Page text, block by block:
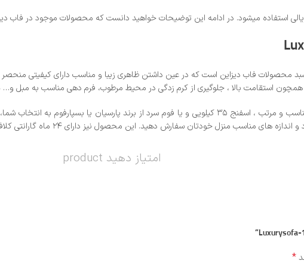
استفاده میشود. در ادامه این توضیحات خواهید دانست که محصولات موجود در فاب
محصولات فاب دیزاین است که در عین داشتن ظاهری زیبا و مناسب دارای کیفیتی
همچون استقامت بالا ، جلوگیری از کرم زدگی در محیط مرطوب، فرم دهی مناسب به مبل
از دیگر متریال مورد استفاده در زیرکار این محصول میتوان به تسمه کشی مناسب و مرتب ، اسفنج ۳۵ کیلویی و
های مناسب منزل خودتان سفارش دهید. این محصول نیز دارای ۲۴ ماه گارانتی کلاف و ۲۴ ماه گارانتی نشیمن میباشد.
امتیاز دهید product
*